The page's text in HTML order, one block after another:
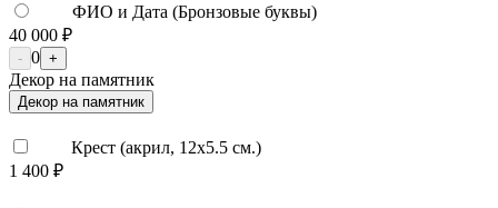
ФИО и Дата (Бронзовые буквы)
40 000 ₽
- 0 +
Декор на памятник
Декор на памятник
Крест (акрил, 12х5.5 см.)
1 400 ₽